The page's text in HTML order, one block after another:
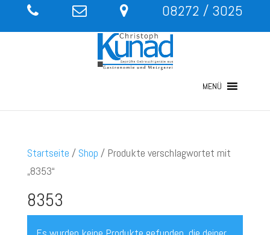
08272 / 3025
MENÜ
Startseite / Shop / Produkte verschlagwortet mit
„8353“
8353